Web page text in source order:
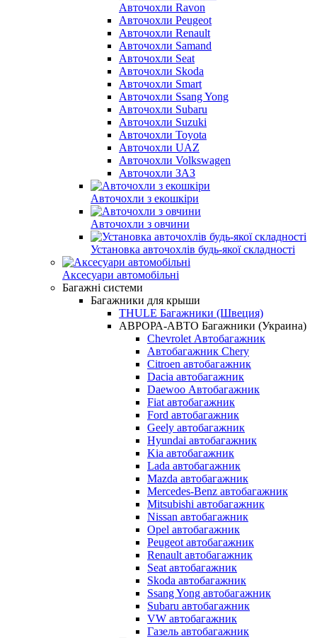
Авточохли Ravon
Авточохли Peugeot
Авточохли Renault
Авточохли Samand
Авточохли Seat
Авточохли Skoda
Авточохли Smart
Авточохли Ssang Yong
Авточохли Subaru
Авточохли Suzuki
Авточохли Toyota
Авточохли UAZ
Авточохли Volkswagen
Авточохли ЗАЗ
Авточохли з екошкіри
Авточохли з овчини
Установка авточохлів будь-якої складності
Аксесуари автомобільні
Багажні системи
Багажники для крыши
THULE Багажники (Швеция)
АВРОРА-АВТО Багажники (Украина)
Chevrolet Автобагажник
Автобагажник Chery
Citroen автобагажник
Dacia автобагажник
Daewoo Автобагажник
Fiat автобагажник
Ford автобагажник
Geely автобагажник
Hyundai автобагажник
Kia автобагажник
Lada автобагажник
Mazda автобагажник
Mercedes-Benz автобагажник
Mitsubishi автобагажник
Nissan автобагажник
Opel автобагажник
Peugeot автобагажник
Renault автобагажник
Seat автобагажник
Skoda автобагажник
Ssang Yong автобагажник
Subaru автобагажник
VW автобагажник
Газель автобагажник